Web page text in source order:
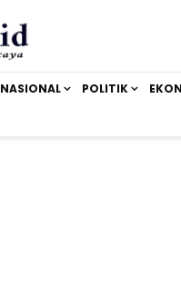
NASIONAL POLITIK